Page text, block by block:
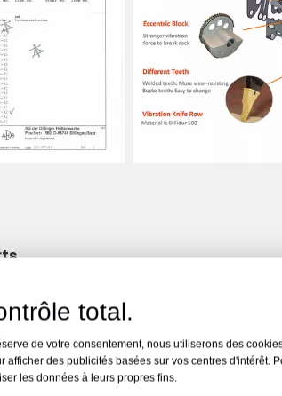
total.
de votre consentement, nous utiliserons des
des publicités basées sur vos centres d'intérêt.
les données à leurs propres fins.
ont besoin de produits qui
optionsde personnalisation OEM/
de pelles, la personnalisation
. Notre équipe fournitdes
des ressources marketing haute